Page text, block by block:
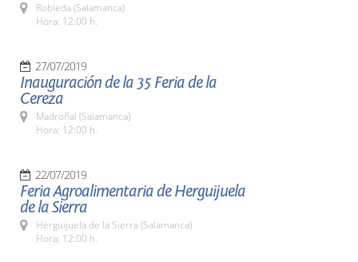
Robleda (Salamanca)
Hora: 12:00 h.
27/07/2019
Inauguración de la 35 Feria de la
Cereza
Madroñal (Salamanca)
Hora: 12:00 h.
22/07/2019
Feria Agroalimentaria de Herguijuela
de la Sierra
Herguijuela de la Sierra (Salamanca)
Hora: 12:00 h.